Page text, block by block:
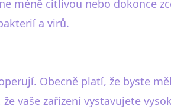
méně citlivou nebo dokonce
a virů.
Obecně platí, že byste
vaše zařízení vystavujete